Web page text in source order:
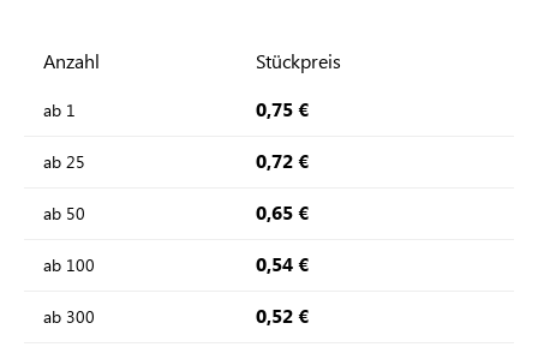
Anzahl Stückpreis
ab 1 0,75 €
ab 25 0,72 €
ab 50 0,65 €
ab 100 0,54 €
ab 300 0,52 €